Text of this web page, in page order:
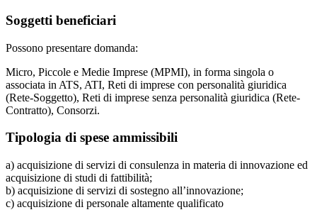
Soggetti beneficiari
Possono presentare domanda:
Micro, Piccole e Medie Imprese (MPMI), in forma singola o
associata in ATS, ATI, Reti di imprese con personalità giuridica
(Rete-Soggetto), Reti di imprese senza personalità giuridica (Rete-
Contratto), Consorzi.
Tipologia di spese ammissibili
a) acquisizione di servizi di consulenza in materia di innovazione ed
acquisizione di studi di fattibilità;
b) acquisizione di servizi di sostegno all’innovazione;
c) acquisizione di personale altamente qualificato